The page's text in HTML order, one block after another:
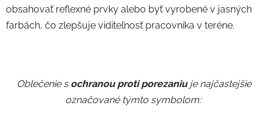
obsahovať reflexné prvky alebo byť vyrobené v jasných
farbách, čo zlepšuje viditeľnosť pracovníka v teréne.
Oblečenie s ochranou proti porezaniuje najčastejšie
označované týmto symbolom: